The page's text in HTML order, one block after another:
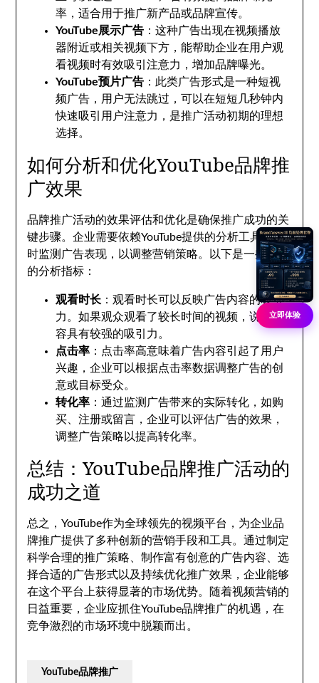
率，适合用于推广新产品或品牌宣传。
YouTube展示广告 ：这种广告出现在视频播放
器附近或相关视频下方，能帮助企业在用户观
看视频时有效吸引注意力，增加品牌曝光。
YouTube预片广告 ：此类广告形式是一种短视
频广告，用户无法跳过，可以在短短几秒钟内
快速吸引用户注意力，是推广活动初期的理想
选择。
如何分析和优化YouTube品牌推
广效果
品牌推广活动的效果评估和优化是确保推广成功的关
键步骤。企业需要依赖YouTube提供的分析工具，实
时监测广告表现，以调整营销策略。以下是一些常用
的分析指标：
观看时长 ：观看时长可以反映广告内容的吸引
力。如果观众观看了较长时间的视频，说明内
容具有较强的吸引力。
点击率 ：点击率高意味着广告内容引起了用户
兴趣，企业可以根据点击率数据调整广告的创
意或目标受众。
转化率 ：通过监测广告带来的实际转化，如购
买、注册或留言，企业可以评估广告的效果，
调整广告策略以提高转化率。
总结：YouTube品牌推广活动的
成功之道
总之，YouTube作为全球领先的视频平台，为企业品
牌推广提供了多种创新的营销手段和工具。通过制定
科学合理的推广策略、制作富有创意的广告内容、选
择合适的广告形式以及持续优化推广效果，企业能够
在这个平台上获得显著的市场优势。随着视频营销的
日益重要，企业应抓住YouTube品牌推广的机遇，在
竞争激烈的市场环境中脱颖而出。
YouTube品牌推广
立即体验